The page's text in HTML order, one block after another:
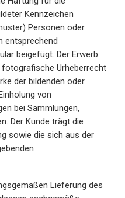
Kennzeichen
Personen oder
entsprechend
beigefügt. Der Erwerb
Urheberrecht
der bildenden oder
von
bei Sammlungen,
Der Kunde trägt die
sowie die sich aus der
Lieferung des